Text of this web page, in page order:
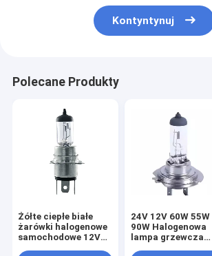
Kontyntynuj
Polecane Produkty
Żółte ciepłe białe
żarówki halogenowe
samochodowe 12V
24V 12V 60W 55W
90W Halogenowa
lampa grzewcza